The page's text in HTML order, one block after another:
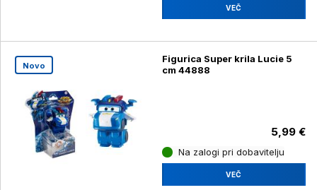
VEČ
Novo
Figurica Super krila Lucie 5
cm 44888
5,99 €
Na zalogi pri dobavitelju
VEČ